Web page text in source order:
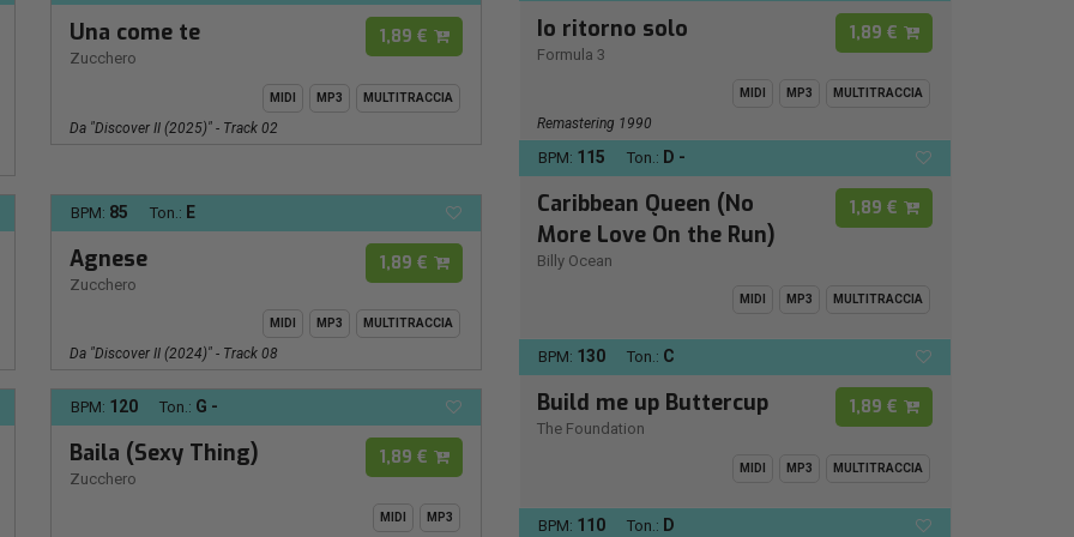
Una come te
Zucchero
1,89 €
MIDI MP3 MULTITRACCIA
Da "Discover II (2025)" - Track 02
BPM: 85 Ton.: E
Agnese
Zucchero
1,89 €
MIDI MP3 MULTITRACCIA
Da "Discover II (2024)" - Track 08
BPM: 120 Ton.: G -
Baila (Sexy Thing)
Zucchero
1,89 €
MIDI MP3
Io ritorno solo
Formula 3
1,89 €
MIDI MP3 MULTITRACCIA
Remastering 1990
BPM: 115 Ton.: D -
Caribbean Queen (No
More Love On the Run)
Billy Ocean
1,89 €
MIDI MP3 MULTITRACCIA
BPM: 130 Ton.: C
Build me up Buttercup
The Foundation
1,89 €
MIDI MP3 MULTITRACCIA
BPM: 110 Ton.: D